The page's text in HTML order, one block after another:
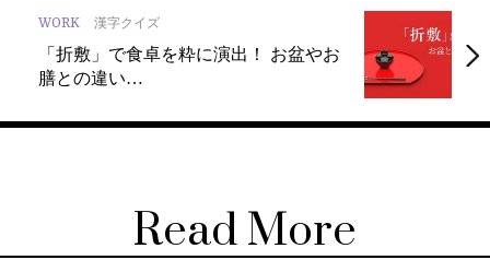
WORK 漢字クイズ
「折敷」で食卓を粋に演出！ お盆やお
膳との違い…
Read More